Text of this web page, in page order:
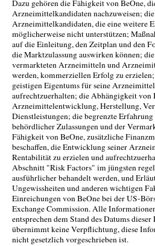
Dazu gehören die Fähigkeit von BeOne,
Arzneimittelkandidaten nachzuweisen;
Arzneimittelkandidaten, die eine weitere
möglicherweise nicht unterstützen;
auf die Einleitung, den Zeitplan und den
die Marktzulassung auswirken können;
vermarkteten Arzneimitteln und
werden, kommerziellen Erfolg zu
geistigen Eigentums für seine
aufrechtzuerhalten; die Abhängigkeit von
Arzneimittelentwicklung, Herstellung,
Dienstleistungen; die begrenzte
behördlicher Zulassungen und der
Fähigkeit von BeOne, zusätzliche
beschaffen, die Entwicklung seiner
Rentabilität zu erzielen und
Abschnitt "Risk Factors" im jüngsten
ausführlicher behandelt werden, und
Ungewissheiten und anderen wichtigen
Einreichungen von BeOne bei der US-
Exchange Commission. Alle
entsprechen dem Stand des Datums
übernimmt keine Verpflichtung, diese
nicht gesetzlich vorgeschrieben ist.